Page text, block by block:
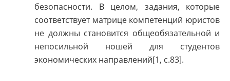
безопасности. В целом, задания, которые
соответствует матрице компетенций юристов
не должны становится общеобязательной и
непосильной ношей для студентов
экономических направлений[1, c.83].